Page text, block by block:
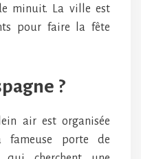
minuit. La ville est
pour faire la fête
?
air est organisée
fameuse porte de